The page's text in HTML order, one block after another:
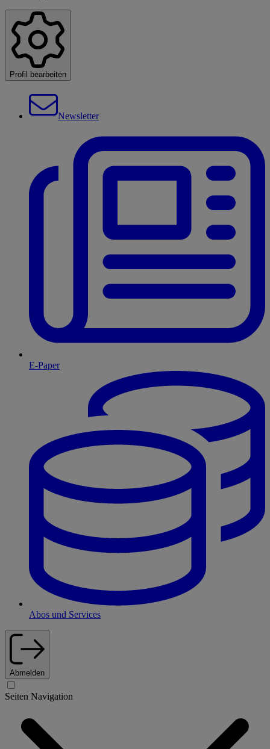
Profil bearbeiten
Newsletter
E-Paper
Abos und Services
Abmelden
Seiten Navigation